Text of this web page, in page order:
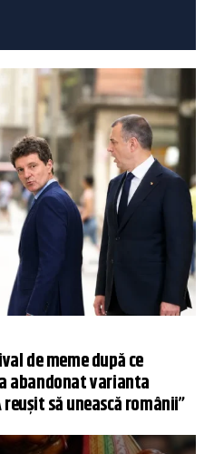
de meme după ce
abandonat varianta
să unească românii”